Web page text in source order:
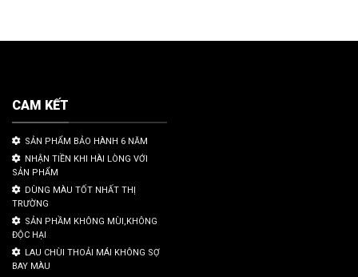
CAM KẾT
SẢN PHẨM BẢO HÀNH 6 NĂM
NHẬN TIỀN KHI HÀI LÒNG VỚI
SẢN PHẨM
DÙNG MÀU TỐT NHẤT THỊ
TRƯỜNG
SẢN PHẦM KHÔNG MÙI,KHÔNG
ĐỘC HẠI
LAU CHÙI THOẢI MÁI KHÔNG SỢ
BAY MÀU